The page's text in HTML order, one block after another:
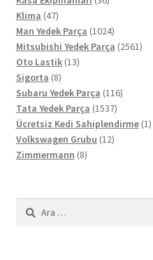
Klima 4747
ürün
Man Yedek Parça 10241024
ürün
Mitsubishi Yedek Parça 25612561
Oto Lastik 1313
Sigorta 88
ürün
Subaru Yedek Parça 116116
Tata Yedek Parça 15371537
ürün
Ücretsiz Kedi Sahiplendirme 11
Volkswagen Grubu 1212
Zimmermann 88
Arama: